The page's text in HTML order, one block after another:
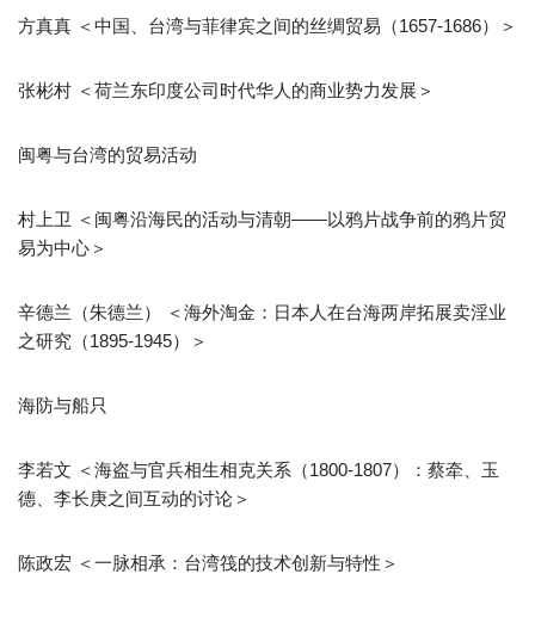
方真真 ＜中国、台湾与菲律宾之间的丝绸贸易（1657-1686）＞
张彬村 ＜荷兰东印度公司时代华人的商业势力发展＞
闽粤与台湾的贸易活动
村上卫 ＜闽粤沿海民的活动与清朝――以鸦片战争前的鸦片贸
易为中心＞
辛德兰（朱德兰） ＜海外淘金：日本人在台海两岸拓展卖淫业
之研究（1895-1945）＞
海防与船只
李若文 ＜海盗与官兵相生相克关系（1800-1807）：蔡牵、玉
德、李长庚之间互动的讨论＞
陈政宏 ＜一脉相承：台湾筏的技术创新与特性＞